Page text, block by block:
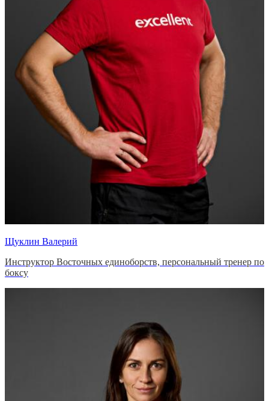
Щуклин Валерий
Инструктор Восточных единоборств, персональный тренер по
боксу